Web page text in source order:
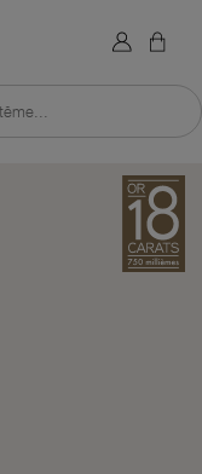
à l'accueil du site
×